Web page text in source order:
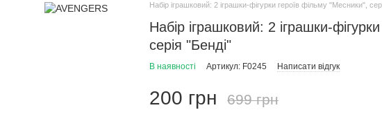
Набір іграшковий: 2 іграшки-фігурки героїв фільму "Месники",
Набір іграшковий: 2 іграшки-
серія "Бенді"
В наявності Артикул: F0245 Написати відгук
200 грн 699 грн